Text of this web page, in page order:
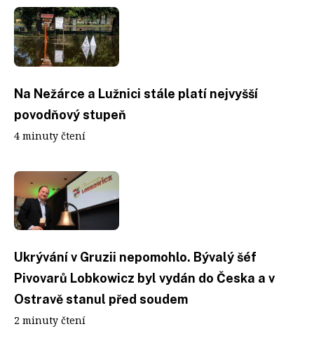
Na Nežárce a Lužnici stále platí nejvyšší
povodňový stupeň
4 minuty čtení
Ukrývání v Gruzii nepomohlo. Bývalý šéf
Pivovarů Lobkowicz byl vydán do Česka a v
Ostravě stanul před soudem
2 minuty čtení